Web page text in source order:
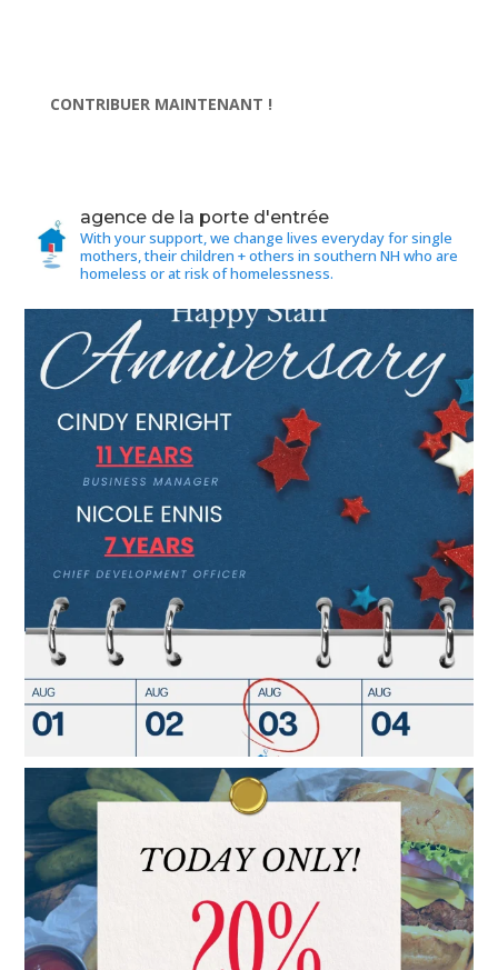
CONTRIBUER MAINTENANT !
agence de la porte d'entrée
With your support, we change lives everyday for single
mothers, their children + others in southern NH who are
homeless or at risk of homelessness.